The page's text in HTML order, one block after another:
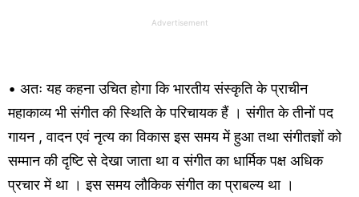
Advertisement
• अतः यह कहना उचित होगा कि भारतीय संस्कृति के प्राचीन
महाकाव्य भी संगीत की स्थिति के परिचायक हैं । संगीत के तीनों पद
गायन , वादन एवं नृत्य का विकास इस समय में हुआ तथा संगीतज्ञों को
सम्मान की दृष्टि से देखा जाता था व संगीत का धार्मिक पक्ष अधिक
प्रचार में था । इस समय लौकिक संगीत का प्राबल्य था ।